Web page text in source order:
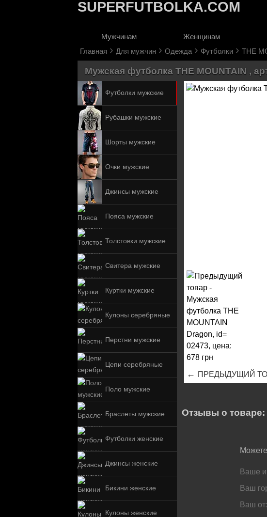
SUPERFUTBOLKA.COM
Мужчинам Женщинам
Главная › Для мужчин › Одежда › Футболки › THE
Футболки мужские
Рубашки мужские
Шорты мужские
Очки мужские
Джинсы мужские
Пояса мужские
Толстовки мужские
Свитера мужские
Куртки мужские
Кулоны серебряные
Перстни мужские
Цепи серебряные
Поло мужские
Браслеты мужские
Футболки женские
Джинсы женские
Бикини женские
Кулоны женские
Мужская футболка THE MOUNTAIN ,
← ПРЕДЫДУЩИЙ
Отзывы о товаре:
Ваше
Ваш
Ваш